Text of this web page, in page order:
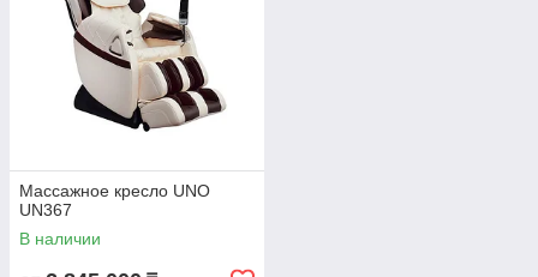
Массажное кресло UNO
UN367
В наличии